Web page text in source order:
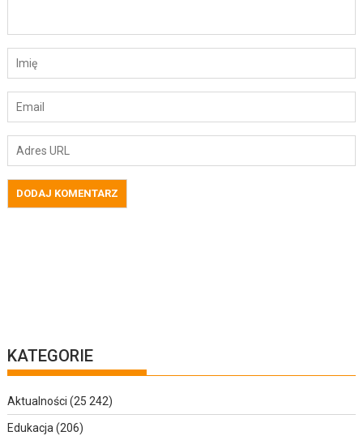
KATEGORIE
Aktualności (25 242)
Edukacja (206)